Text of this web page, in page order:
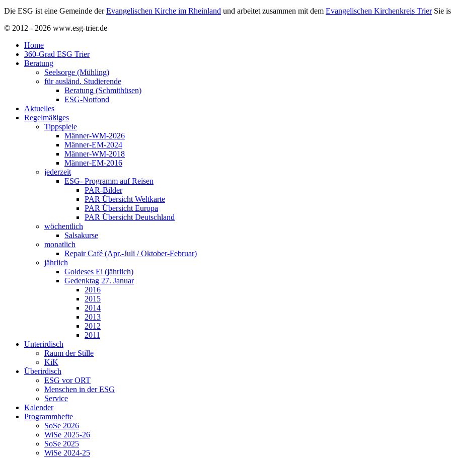
Die ESG ist eine Gemeinde derEvangelischen Kirche im Rheinland und arbeitet zusammen mit dem Evangelischen Kirchenkreis TrierSie
© 2012 - 2026 www.esg-trier.de
Home
360-Grad ESG Trier
Beratung
Seelsorge (Mühling)
für ausländ. Studierende
Beratung (Schmithüsen)
ESG-Notfond
Aktuelles
Regelmäßiges
Tippspiele
Männer-WM-2026
Männer-EM-2024
Männer-WM-2018
Männer-EM-2016
jederzeit
ESG- Programm auf Reisen
PAR-Bilder
PAR Übersicht Weltkarte
PAR Übersicht Europa
PAR Übersicht Deutschland
wöchentlich
Salsakurse
monatlich
Repair Café (Apr.-Juli / Oktober-Februar)
jährlich
Goldeses Ei (jährlich)
Gedenktag 27. Januar
2016
2015
2014
2013
2012
2011
Unterirdisch
Raum der Stille
KiK
Überirdisch
ESG vor ORT
Menschen in der ESG
Service
Kalender
Programmhefte
SoSe 2026
WiSe 2025-26
SoSe 2025
WiSe 2024-25